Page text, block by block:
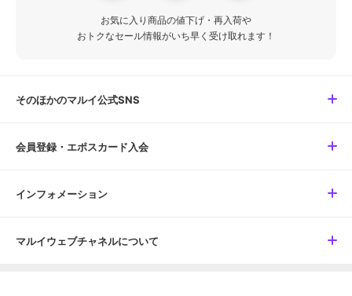
お気に入り商品の値下げ・再入荷や
おトクなセール情報がいち早く受け取れます！
そのほかのマルイ公式SNS
会員登録・エポスカード入会
インフォメーション
マルイウェブチャネルについて